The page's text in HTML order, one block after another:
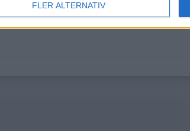
FLER ALTERNATIV